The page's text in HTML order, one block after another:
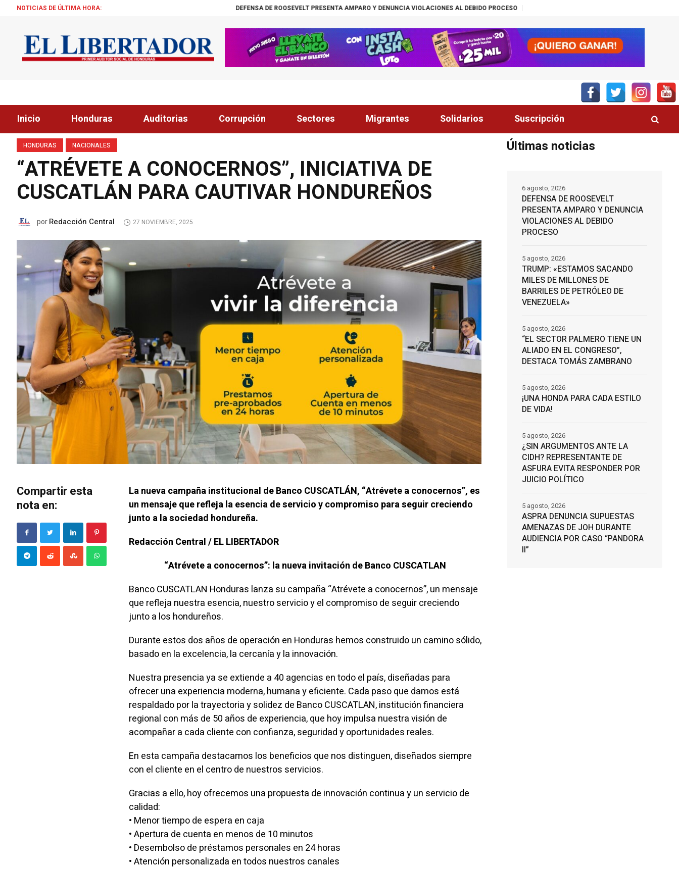
NOTICIAS DE ÚLTIMA HORA: DEFENSA DE ROOSEVELT PRESENTA AMPARO Y DENUNCIA VIOLACIONES AL DEBIDO PROCESO TRUMP: «ESTAMOS SACANDO MILES DE MILLONES DE BARRILES DE
Inicio Honduras Auditorias Corrupción Sectores Migrantes Solidarios Suscripción
HONDURAS NACIONALES
“ATRÉVETE A CONOCERNOS”, INICIATIVA DE
CUSCATLÁN PARA CAUTIVAR HONDUREÑOS
porRedacción Central 27 NOVIEMBRE, 2025
Compartir esta
nota en:
La nueva campaña institucional de Banco CUSCATLÁN, “Atrévete a conocernos”, es
un mensaje que refleja la esencia de servicio y compromiso para seguir creciendo
junto a la sociedad hondureña.
Redacción Central / EL LIBERTADOR
“Atrévete a conocernos”: la nueva invitación de Banco CUSCATLAN
Banco CUSCATLAN Honduras lanza su campaña “Atrévete a conocernos”, un mensaje
que refleja nuestra esencia, nuestro servicio y el compromiso de seguir creciendo
junto a los hondureños.
Durante estos dos años de operación en Honduras hemos construido un camino sólido,
basado en la excelencia, la cercanía y la innovación.
Nuestra presencia ya se extiende a 40 agencias en todo el país, diseñadas para
ofrecer una experiencia moderna, humana y eficiente. Cada paso que damos está
respaldado por la trayectoria y solidez de Banco CUSCATLAN, institución financiera
regional con más de 50 años de experiencia, que hoy impulsa nuestra visión de
acompañar a cada cliente con confianza, seguridad y oportunidades reales.
En esta campaña destacamos los beneficios que nos distinguen, diseñados siempre
con el cliente en el centro de nuestros servicios.
Gracias a ello, hoy ofrecemos una propuesta de innovación continua y un servicio de
calidad:
• Menor tiempo de espera en caja
• Apertura de cuenta en menos de 10 minutos
• Desembolso de préstamos personales en 24 horas
• Atención personalizada en todos nuestros canales
Últimas noticias
DEFENSA DE ROOSEVELT
PRESENTA AMPARO Y DENUNCIA
VIOLACIONES AL DEBIDO
PROCESO
6 agosto, 2026
TRUMP: «ESTAMOS SACANDO
MILES DE MILLONES DE
BARRILES DE PETRÓLEO DE
VENEZUELA»
5 agosto, 2026
“EL SECTOR PALMERO TIENE UN
ALIADO EN EL CONGRESO”,
DESTACA TOMÁS ZAMBRANO
5 agosto, 2026
¡UNA HONDA PARA CADA ESTILO
DE VIDA!
5 agosto, 2026
¿SIN ARGUMENTOS ANTE LA
CIDH? REPRESENTANTE DE
ASFURA EVITA RESPONDER POR
JUICIO POLÍTICO
5 agosto, 2026
ASPRA DENUNCIA SUPUESTAS
AMENAZAS DE JOH DURANTE
AUDIENCIA POR CASO “PANDORA
II”
5 agosto, 2026